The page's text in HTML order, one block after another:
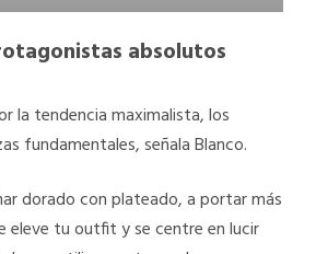
absolutos
la tendencia maximalista, los
fundamentales, señala Blanco.
dorado con plateado, a portar más
eleve tu outfit y se centre en lucir